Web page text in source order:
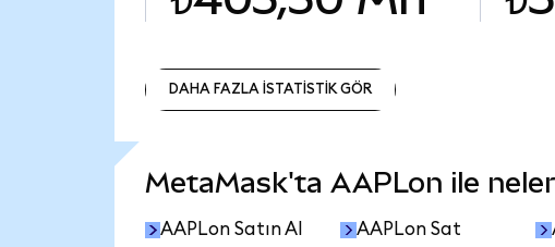
DAHA FAZLA İSTATİSTİK GÖR
MetaMask'ta AAPLon ile neler
AAPLon Satın Al AAPLon Sat